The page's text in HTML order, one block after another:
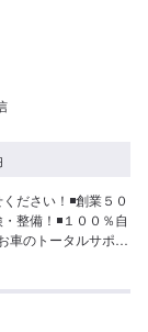
ださい！◾創業５０
整備！◾１００％自
車のトータルサポー
にどうぞ！【定休